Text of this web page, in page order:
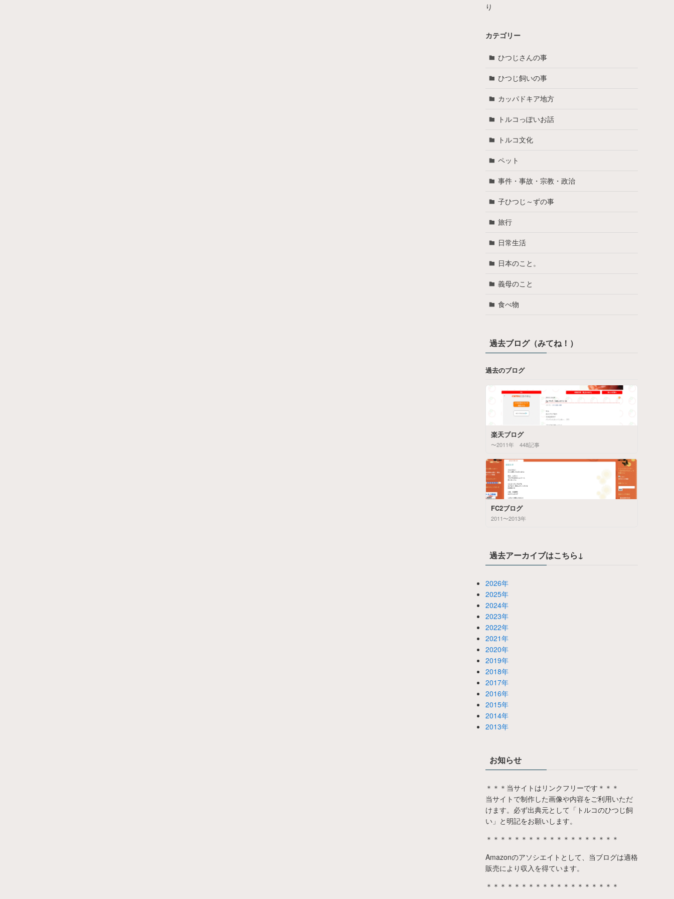
り
カテゴリー
ひつじさんの事
ひつじ飼いの事
カッパドキア地方
トルコっぽいお話
トルコ文化
ペット
事件・事故・宗教・政治
子ひつじ～ずの事
旅行
日常生活
日本のこと。
義母のこと
食べ物
過去ブログ（みてね！）
過去のブログ
楽天ブログ
〜2011年 448記事
FC2ブログ
2011〜2013年
過去アーカイブはこちら↓
2026年
2025年
2024年
2023年
2022年
2021年
2020年
2019年
2018年
2017年
2016年
2015年
2014年
2013年
お知らせ
＊＊＊当サイトはリンクフリーです＊＊＊
当サイトで制作した画像や内容をご利用いただ
けます。必ず出典元として「トルコのひつじ飼
い」と明記をお願いします。
＊＊＊＊＊＊＊＊＊＊＊＊＊＊＊＊＊＊＊
Amazonのアソシエイトとして、当ブログは適格
販売により収入を得ています。
＊＊＊＊＊＊＊＊＊＊＊＊＊＊＊＊＊＊＊